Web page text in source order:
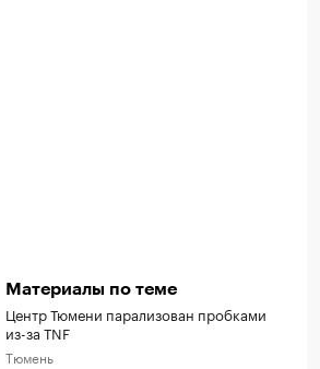
Материалы по теме
Центр Тюмени парализован пробками
из-за TNF
Тюмень